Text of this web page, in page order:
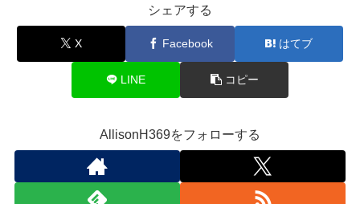
シェアする
X Facebook はてブ
LINE コピー
AllisonH369をフォローする